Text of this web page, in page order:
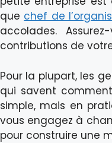
que chef de
accolades.
contributions de
Pour la plupart, les
qui savent comment
simple, mais en
vous engagez à
pour construire une